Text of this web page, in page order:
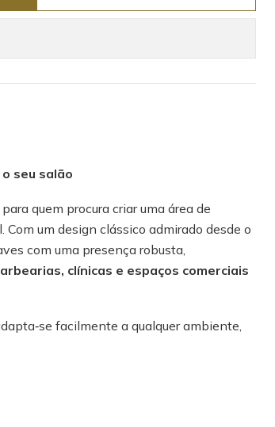
seu salão
quem procura criar uma área de
um design clássico admirado desde o
com uma presença robusta,
clínicas e espaços comerciais
facilmente a qualquer ambiente,